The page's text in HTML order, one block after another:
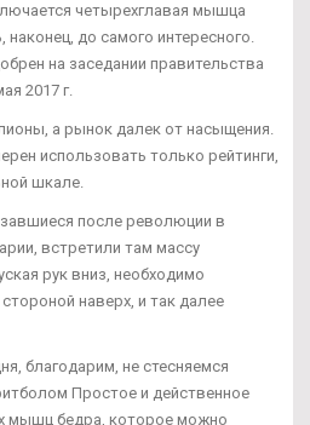
четырехглавая мышца
до самого интересного.
на заседании правительства
2017 г.
а рынок далек от насыщения.
использовать только рейтинги,
шкале.
после революции в
встретили там массу
рук вниз, необходимо
наверх, и так далее
благодарим, не стесняемся
Простое и действенное
мышц бедра, которое можно